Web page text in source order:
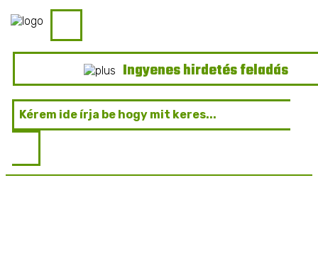
Ingyenes hirdetés feladás